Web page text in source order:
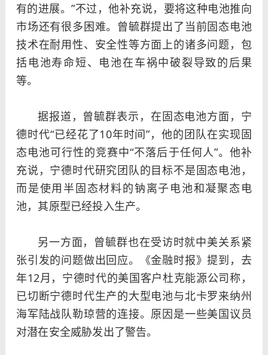
有的进展。”不过，他补充说，要将这种电池推向
市场还有很多困难。曾毓群提出了当前固态电池
技术在耐用性、安全性等方面上的诸多问题，包
括电池寿命短、电池在车祸中破裂导致的后果
等。
据报道，曾毓群表示，在固态电池方面，宁
德时代“已经花了10年时间”，他的团队在实现固
态电池可行性的竞赛中“不落后于任何人”。他补
充说，宁德时代研究团队的目标不是固态电池，
而是使用半固态材料的钠离子电池和凝聚态电
池，其原型已经投入生产。
另一方面，曾毓群也在受访时就中美关系紧
张引发的问题做出回应。《金融时报》提到，去
年12月，宁德时代的美国客户杜克能源公司称，
已切断宁德时代生产的大型电池与北卡罗来纳州
海军陆战队勒琼营的连接。原因是一些美国议员
对潜在安全威胁发出了警告。